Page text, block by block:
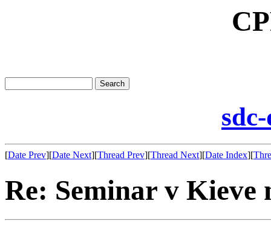
[Date Prev][Date Next][Thread Prev][Thread Next][Date Index][
Re: Seminar v Kieve